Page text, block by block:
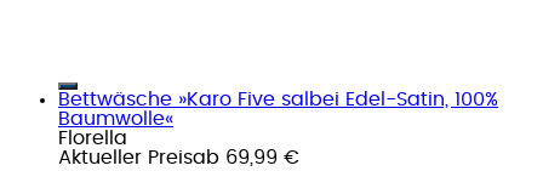
Bettwäsche »Karo Five salbei Edel-Satin, 100%
Baumwolle«
Florella
Aktueller Preisab 69,99 €